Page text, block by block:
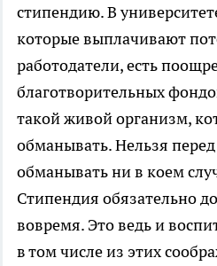
стипендию. В
которые выплачивают
работодатели, есть
благотворительных
такой живой организм,
обманывать. Нельзя
обманывать ни в коем
Стипендия обязательно
вовремя. Это ведь и
в том числе из этих